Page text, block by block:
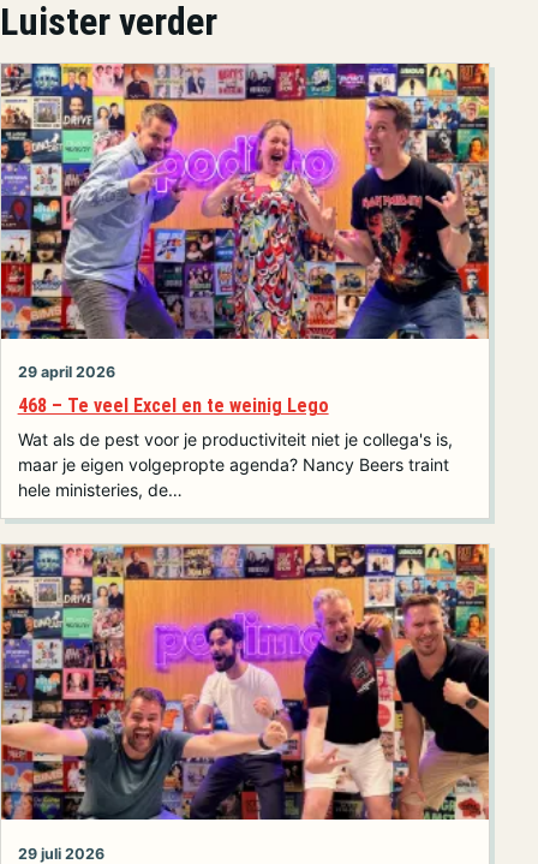
Luister verder
29 april 2026
468 – Te veel Excel en te weinig Lego
Wat als de pest voor je productiviteit niet je collega's is,
maar je eigen volgepropte agenda? Nancy Beers traint
hele ministeries, de…
29 juli 2026